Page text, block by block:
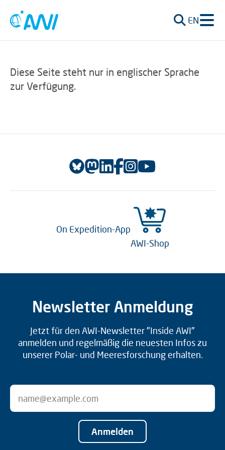
EN
Diese Seite steht nur in englischer Sprache
zur Verfügung.
On Expedition-App
AWI-Shop
Newsletter Anmeldung
Jetzt für den AWI-Newsletter "Inside AWI"
anmelden und regelmäßig die neuesten Infos zu
unserer Polar- und Meeresforschung erhalten.
Anmelden